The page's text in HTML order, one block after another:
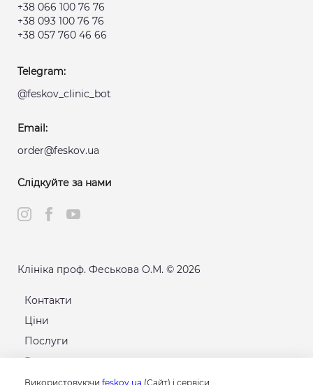
Використовуючи feskov.ua (Сайт) і сервіси
+38 066 100 76 76
+38 093 100 76 76
+38 057 760 46 66
Telegram:
@feskov_clinic_bot
Email:
order@feskov.ua
Слідкуйте за нами
Клініка проф. Феськова О.М. © 2026
Контакти
Ціни
Послуги
Розклад
Карта сайту